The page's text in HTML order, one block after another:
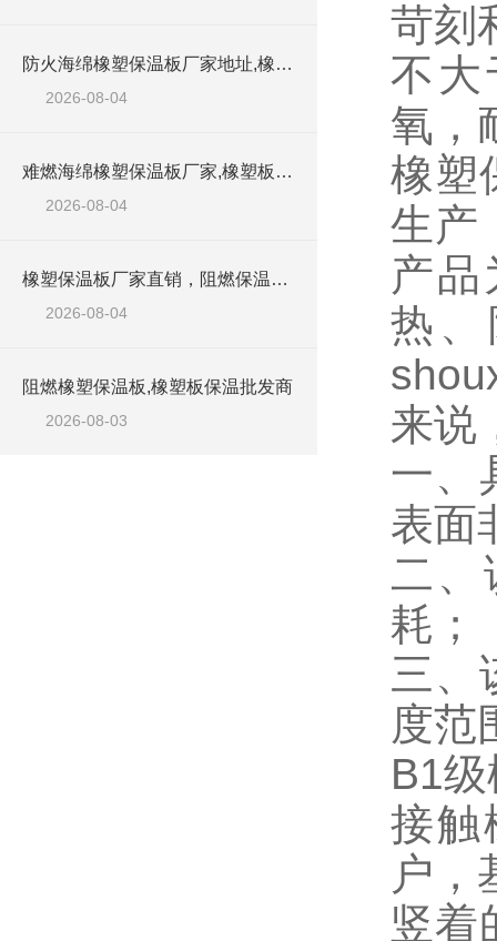
防火海绵橡塑保温板厂家地址,橡塑批发商
2026-08-04
难燃海绵橡塑保温板厂家,橡塑板阻燃保温棉
2026-08-04
橡塑保温板厂家直销，阻燃保温橡塑板材
2026-08-04
阻燃橡塑保温板,橡塑板保温批发商
2026-08-03
苛刻
不大
氧，
橡塑
生产
产
热
来说
一、
表面
二、
耗；
三、
度范
B1
接触
户，
竖着